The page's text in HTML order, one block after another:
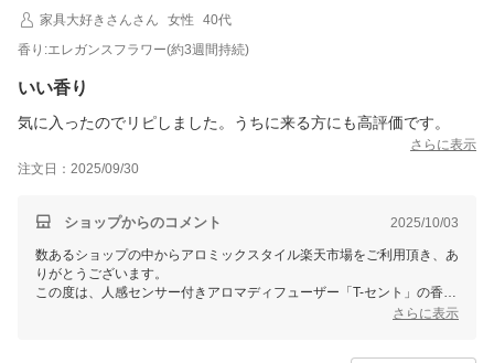
家具大好きさんさん
女性
40代
香り:エレガンスフラワー(約3週間持続)
いい香り
気に入ったのでリピしました。うちに来る方にも高評価です。
さらに表示
注文日：2025/09/30
ショップからのコメント 2025/10/03
数あるショップの中からアロミックスタイル楽天市場をご利用頂き、あ
りがとうございます。
この度は、人感センサー付きアロマディフューザー「T-セント」の香り
をお気に召していただき、再度ご購入いただけたこと、とても嬉しく思
さらに表示